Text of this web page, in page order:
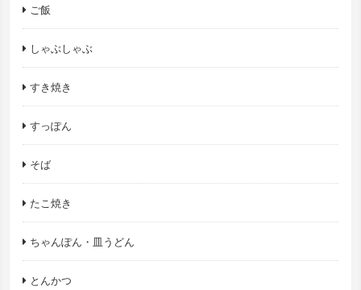
ご飯
しゃぶしゃぶ
すき焼き
すっぽん
そば
たこ焼き
ちゃんぽん・皿うどん
とんかつ